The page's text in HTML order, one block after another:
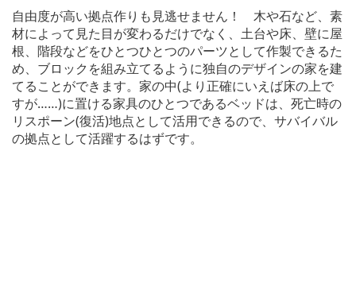
自由度が高い拠点作りも見逃せません！ 木や石など、素
材によって見た目が変わるだけでなく、土台や床、壁に屋
根、階段などをひとつひとつのパーツとして作製できるた
め、ブロックを組み立てるように独自のデザインの家を建
てることができます。家の中(より正確にいえば床の上で
すが……)に置ける家具のひとつであるベッドは、死亡時の
リスポーン(復活)地点として活用できるので、サバイバル
の拠点として活躍するはずです。